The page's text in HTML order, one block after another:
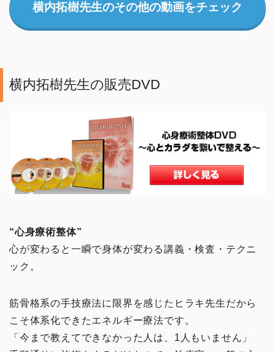
横内拓樹先生のその他の動画をチェック
横内拓樹先生の販売DVD
“心身療術整体”
心が変わると一瞬で身体が変わる講義・検査・テクニ
ック。
筋骨格系の手技療法に限界を感じたヒラキ先生だから
こそ体系化できたエネルギー療法です。
「今まで教えてできなかった人は、1人もいません」